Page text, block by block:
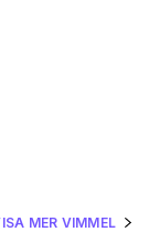
MER VIMMEL